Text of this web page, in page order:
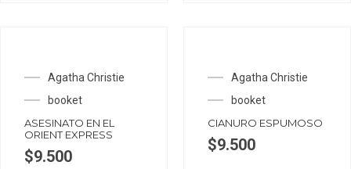
Agatha Christie
booket
ASESINATO EN EL
ORIENT EXPRESS
$9.500
Agatha Christie
booket
CIANURO ESPUMOSO
$9.500